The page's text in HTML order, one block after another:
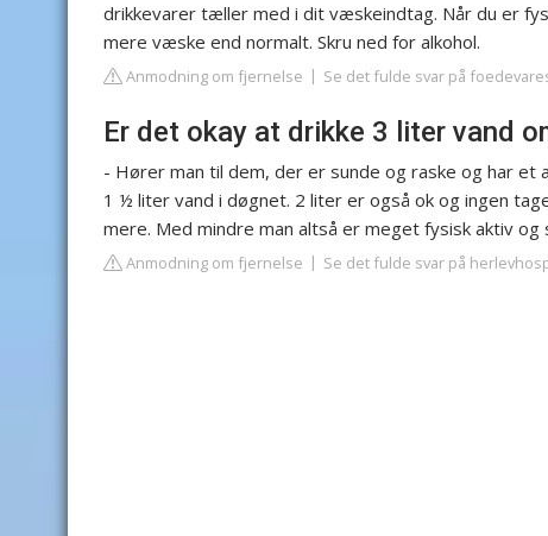
drikkevarer tæller med i dit væskeindtag. Når du er
mere væske end normalt. Skru ned for alkohol.
Anmodning om fjernelse Se det fulde svar på
Er det okay at drikke 3 liter vand
- Hører man til dem, der er sunde og raske og har et
1 ½ liter vand i døgnet. 2 liter er også ok og ingen
mere. Med mindre man altså er meget fysisk aktiv
Anmodning om fjernelse Se det fulde svar på